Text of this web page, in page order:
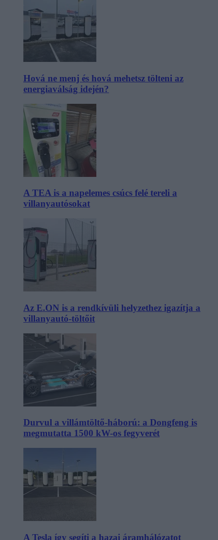
Hová ne menj és hová mehetsz tölteni az
energiaválság idején?
A TEA is a napelemes csúcs felé tereli a
villanyautósokat
Az E.ON is a rendkívüli helyzethez igazítja a
villanyautó-töltőit
Durvul a villámtöltő-háború: a Dongfeng is
megmutatta 1500 kW-os fegyverét
A Tesla így segíti a hazai áramhálózatot